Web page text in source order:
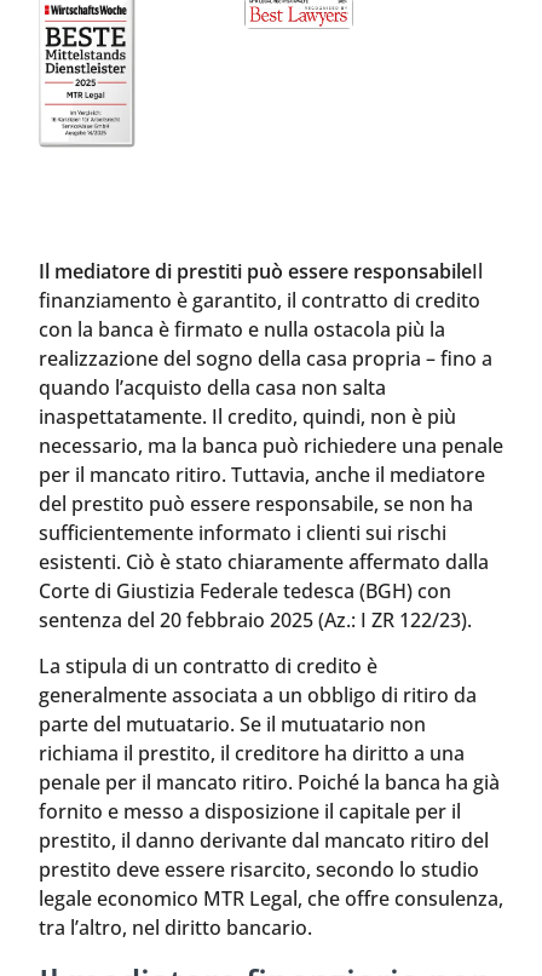
Il mediatore di prestiti può essere responsabileIl
finanziamento è garantito, il contratto di credito
con la banca è firmato e nulla ostacola più la
realizzazione del sogno della casa propria – fino a
quando l’acquisto della casa non salta
inaspettatamente. Il credito, quindi, non è più
necessario, ma la banca può richiedere una penale
per il mancato ritiro. Tuttavia, anche il mediatore
del prestito può essere responsabile, se non ha
sufficientemente informato i clienti sui rischi
esistenti. Ciò è stato chiaramente affermato dalla
Corte di Giustizia Federale tedesca (BGH) con
sentenza del 20 febbraio 2025 (Az.: I ZR 122/23).
La stipula di un contratto di credito è
generalmente associata a un obbligo di ritiro da
parte del mutuatario. Se il mutuatario non
richiama il prestito, il creditore ha diritto a una
penale per il mancato ritiro. Poiché la banca ha già
fornito e messo a disposizione il capitale per il
prestito, il danno derivante dal mancato ritiro del
prestito deve essere risarcito, secondo lo studio
legale economico MTR Legal, che offre consulenza,
tra l’altro, nel diritto bancario.